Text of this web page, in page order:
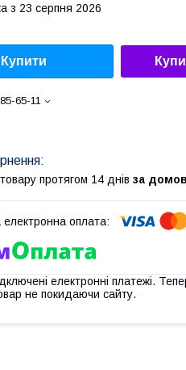
з 23 серпня 2026
Купити
65-11
протягом 14 днів за
електронні платежі.
не покидаючи сайту.